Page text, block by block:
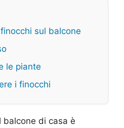
sul balcone
le piante
i finocchi
balcone di casa è